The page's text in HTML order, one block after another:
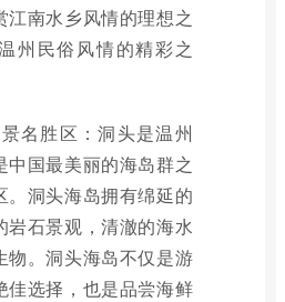
江南水乡风情的理想之
州民俗风情的精彩之
名胜区：洞头是温州
中国最美丽的海岛群之
。洞头海岛拥有绵延的
岩石景观，清澈的海水
物。洞头海岛不仅是游
佳选择，也是品尝海鲜